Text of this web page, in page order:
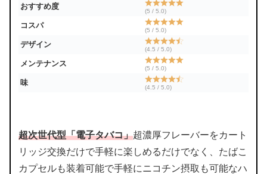
おすすめ度
(5 / 5.0)
コスパ
(5 / 5.0)
デザイン
(4.5 / 5.0)
メンテナンス
(5 / 5.0)
味
(4.5 / 5.0)
超次世代型「電子タバコ」超濃厚フレーバーをカート
リッジ交換だけで手軽に楽しめるだけでなく、たばこ
カプセルも装着可能で手軽にニコチン摂取も可能なハ